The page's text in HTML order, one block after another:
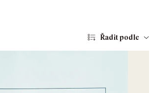
Řadit podle